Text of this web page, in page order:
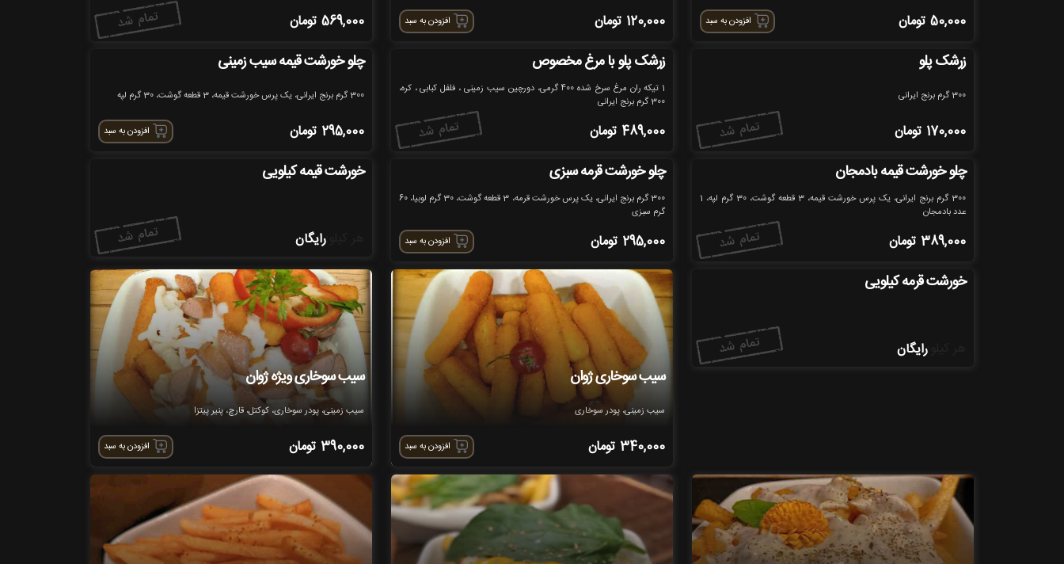
50,000 تومان افزودن به سبد 120,000 تومان افزودن به سبد 569,000 تومان
زرشک پلو
300 گرم برنج ایرانی
170,000 تومان
زرشک پلو با مرغ مخصوص
1 تیکه ران مرغ سرخ شده 400 گرمی، دورچین سیب زمینی ، فلفل کبابی ، کره،
300 گرم برنج ایرانی
489,000 تومان
چلو خورشت قیمه سیب زمینی
300 گرم برنج ایرانی، یک پرس خورشت قیمه، 3 قطعه گوشت، 30 گرم لپه
295,000 تومان افزودن به سبد
چلو خورشت قیمه بادمجان
300 گرم برنج ایرانی، یک پرس خورشت قیمه، 3 قطعه گوشت، 30 گرم لپه، 1
عدد بادمجان
389,000 تومان
چلو خورشت قرمه سبزی
300 گرم برنج ایرانی، یک پرس خورشت قرمه، 3 قطعه گوشت، 30 گرم لوبیا، 60
گرم سبزی
295,000 تومان افزودن به سبد
خورشت قیمه کیلویی
رایگان
خورشت قرمه کیلویی
رایگان
سیب سوخاری ژوان
سیب زمینی، پودر سوخاری
340,000 تومان افزودن به سبد
سیب سوخاری ویژه ژوان
سیب زمینی، پودر سوخاری، کوکتل، قارچ، پنیر پیتزا
390,000 تومان افزودن به سبد